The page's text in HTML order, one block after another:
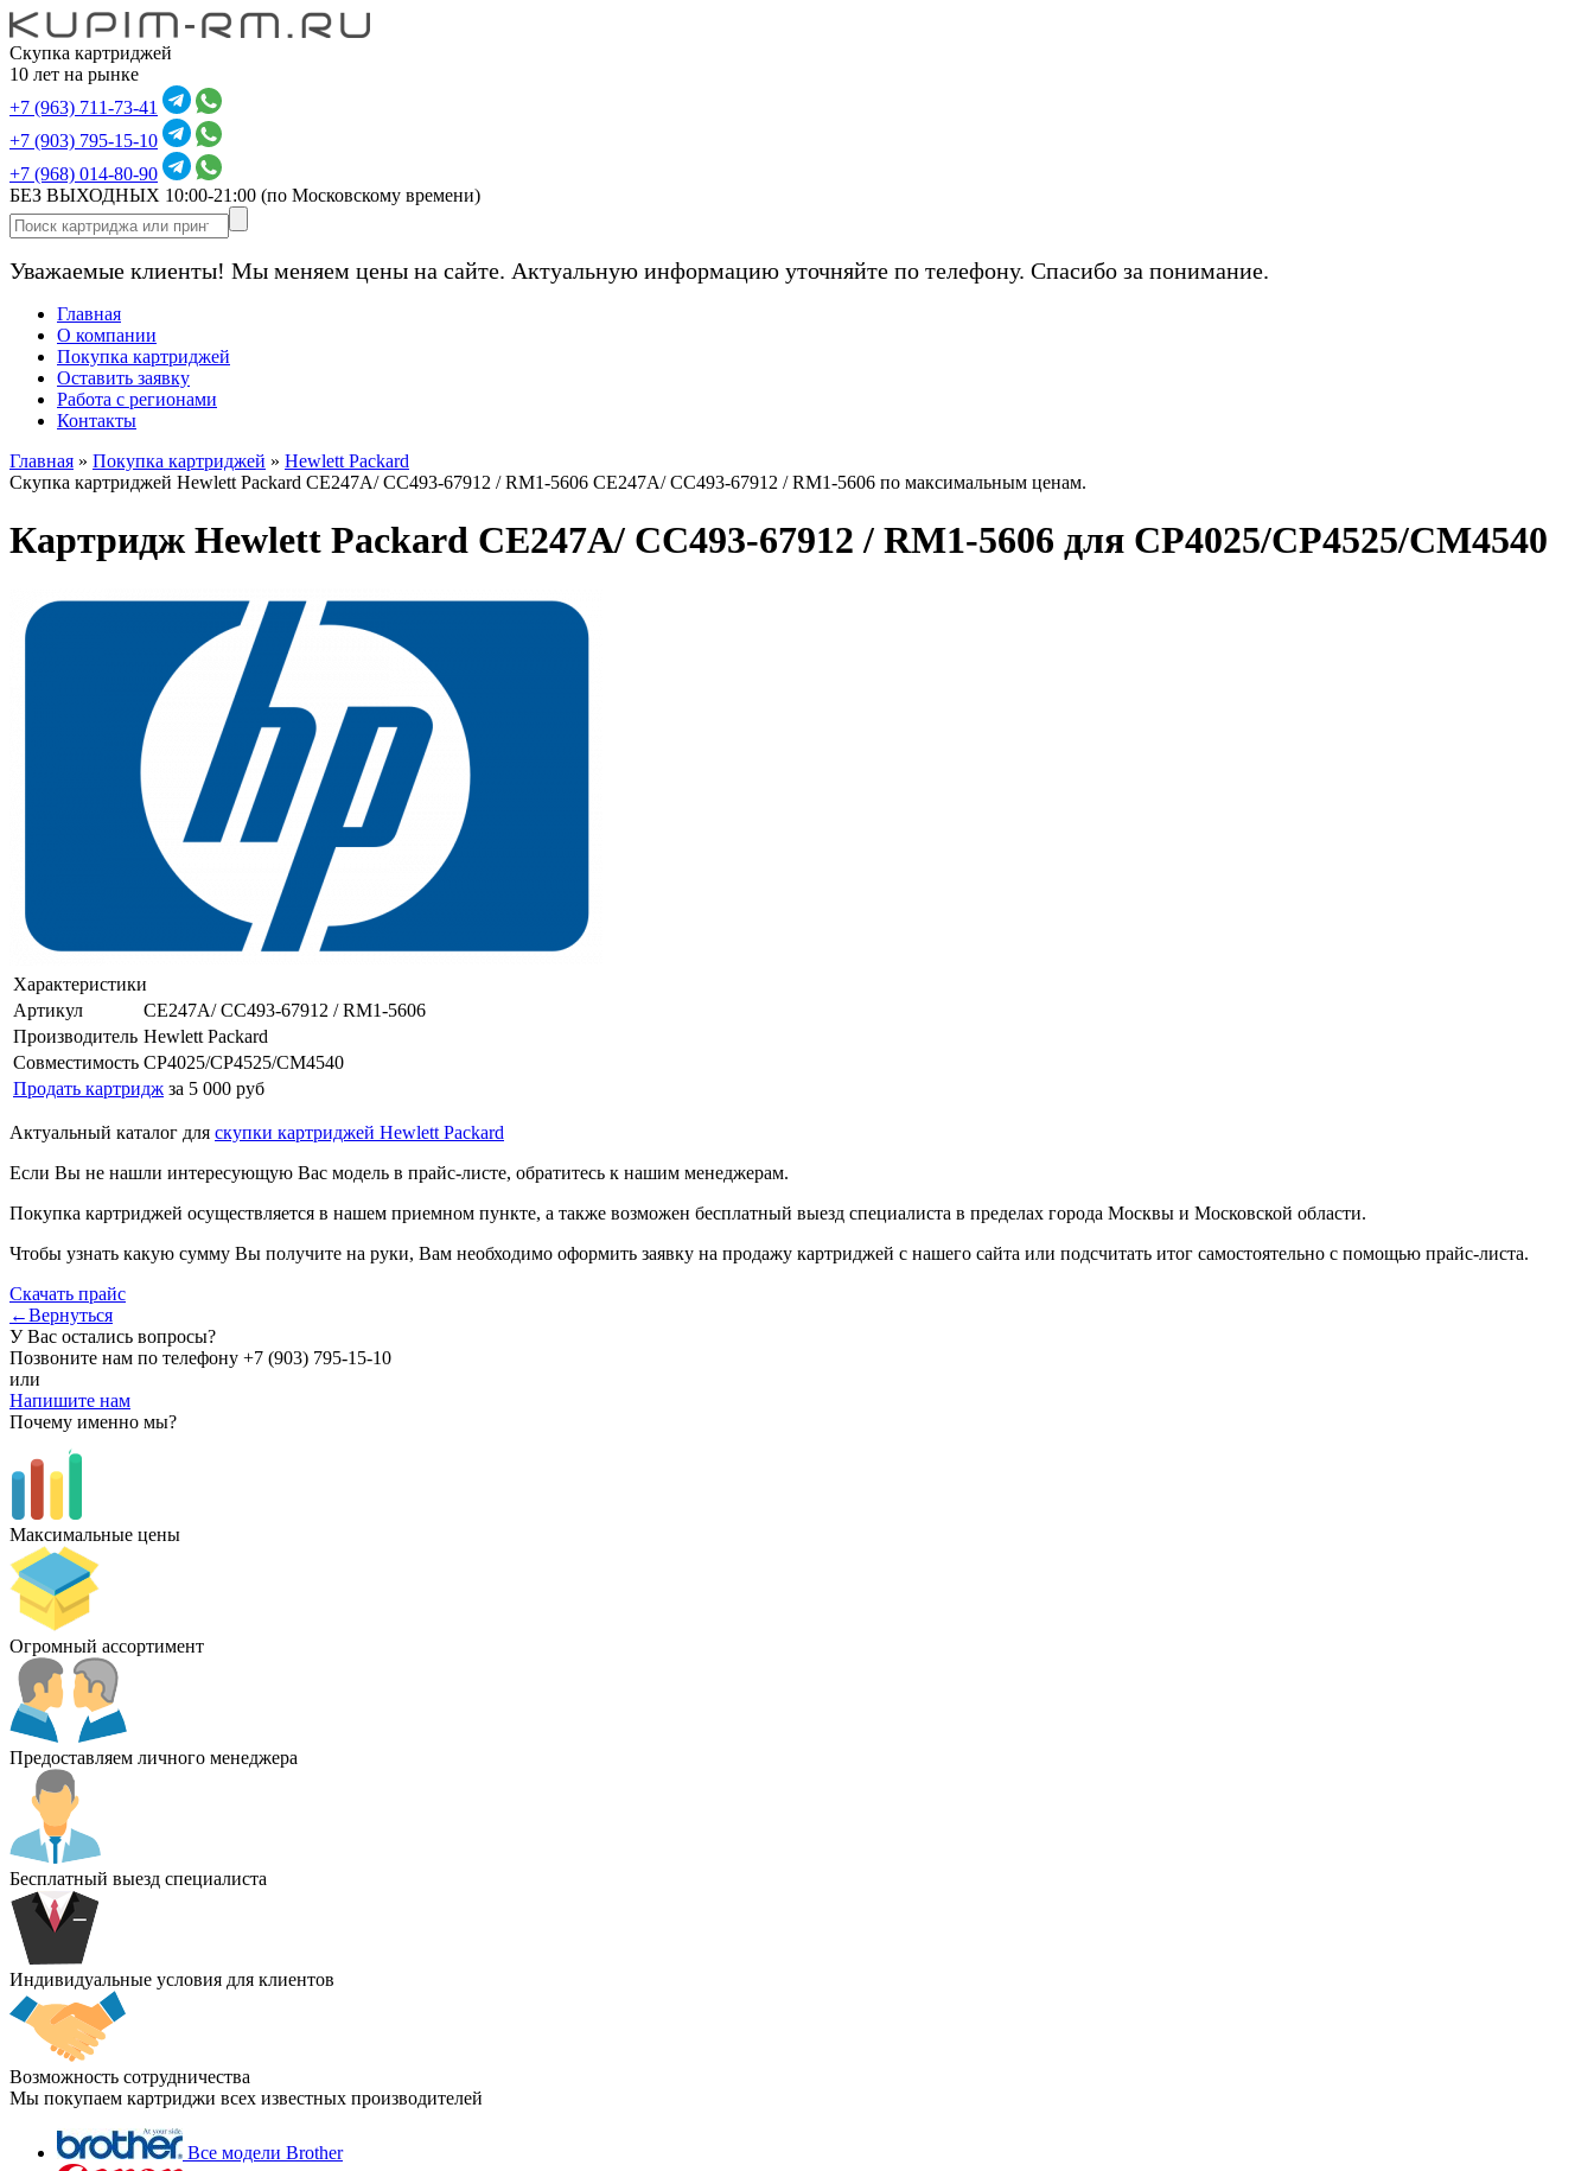
Скупка картриджей
10 лет на рынке
+7 (963) 711-73-41
+7 (903) 795-15-10
+7 (968) 014-80-90
БЕЗ ВЫХОДНЫХ 10:00-21:00 (по Московскому времени)
Уважаемые клиенты! Мы меняем цены на сайте. Актуальную информацию уточняйте по телефону. Спасибо за понимание.
Главная
О компании
Покупка картриджей
Оставить заявку
Работа с регионами
Контакты
Главная » Покупка картриджей » Hewlett Packard
Скупка картриджей Hewlett Packard CE247A/ CC493-67912 / RM1-5606 CE247A/ CC493-67912 / RM1-5606 по максимальным ценам.
Картридж Hewlett Packard CE247A/ CC493-67912 / RM1-5606 для CP4025/CP4525/CM4540
Характеристики
Артикул
CE247A/ CC493-67912 / RM1-5606
Производитель Hewlett Packard
Совместимость CP4025/CP4525/CM4540
Продать картридж за 5 000 руб
Актуальный каталог для скупки картриджей Hewlett Packard
Если Вы не нашли интересующую Вас модель в прайс-листе, обратитесь к нашим менеджерам.
Покупка картриджей осуществляется в нашем приемном пункте, а также возможен бесплатный выезд специалиста в пределах города Москвы и Московской области.
Чтобы узнать какую сумму Вы получите на руки, Вам необходимо оформить заявку на продажу картриджей с нашего сайта или подсчитать итог самостоятельно с помощью прайс-листа.
Скачать прайс
←Вернуться
У Вас остались вопросы?
Позвоните нам по телефону +7 (903) 795-15-10
или
Напишите нам
Почему именно мы?
Максимальные цены
Огромный ассортимент
Предоставляем личного менеджера
Бесплатный выезд специалиста
Индивидуальные условия для клиентов
Возможность сотрудничества
Мы покупаем картриджи всех известных производителей
Все модели Brother